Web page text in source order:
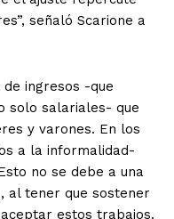
señaló Scarione a
ingresos -que
solo salariales- que
y varones. En los
a la informalidad-
no se debe a una
al tener que sostener
estos trabajos.